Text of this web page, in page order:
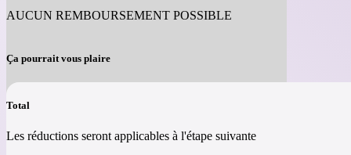
AUCUN REMBOURSEMENT POSSIBLE
Ça pourrait vous plaire
Total
Les réductions seront applicables à l'étape suivante